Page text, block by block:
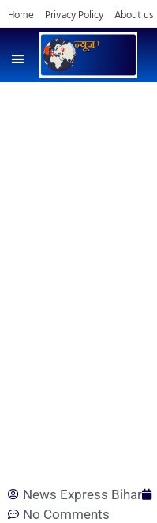
Home Privacy Policy About us
News Express Bihar
No Comments